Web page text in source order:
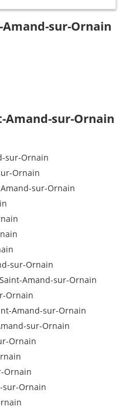
sur-Ornain
Amand-sur-Ornain
sur-Ornain
Ornain
sur-Ornain
sur-Ornain
Amand-sur-Ornain
Ornain
Amand-sur-Ornain
sur-Ornain
Ornain
Ornain
sur-Ornain